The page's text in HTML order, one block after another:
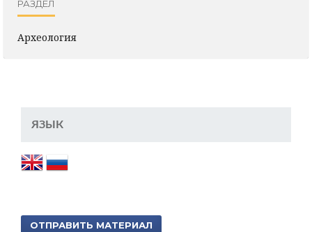
РАЗДЕЛ
Археология
ЯЗЫК
ОТПРАВИТЬ МАТЕРИАЛ